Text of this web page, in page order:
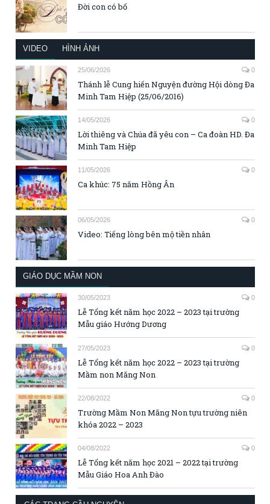
Đời con có bố
VIDEO HÌNH ẢNH
25/06/2026 0
Thánh lễ Cung hiến Nguyện đường Hội dòng Đa
Minh Tam Hiệp (25/06/2016)
14/05/2026 0
Lời thiêng và Chúa đã yêu con – Ca đoàn HD. Đa
Minh Tam Hiệp
11/05/2026 0
Ca khúc: 75 năm Hồng Ân
06/05/2026 0
Video: Tiếng lòng bên mộ tiền nhân
GIÁO DỤC MẦM NON
30/05/2023 0
Lễ Tổng kết năm học 2022 – 2023 tại trường
Mẫu giáo Hướng Dương
27/05/2023 0
Lễ Tổng kết năm học 2022 – 2023 tại trường
Mầm non Măng Non
22/08/2022 0
Trường Mầm Non Măng Non tựu trường niên
khóa 2022 – 2023
04/08/2022 0
Lễ Tổng kết năm học 2021 – 2022 tại trường
Mẫu Giáo Hoa Anh Đào